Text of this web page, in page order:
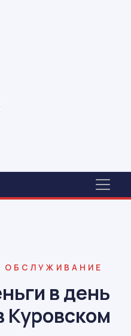
в день
Куровском